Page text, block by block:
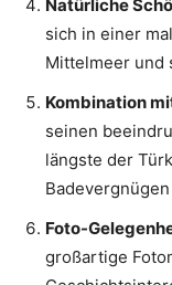
Natürliche
sich in einer
Mittelmeer und
Kombination
seinen
längste der
Foto-
großartige